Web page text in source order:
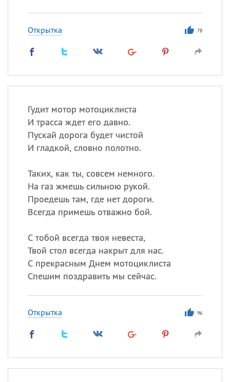
Открытка 78
Гудит мотор мотоциклиста
И трасса ждет его давно.
Пускай дорога будет чистой
И гладкой, словно полотно.
Таких, как ты, совсем немного.
На газ жмешь сильною рукой.
Проедешь там, где нет дороги.
Всегда примешь отважно бой.
С тобой всегда твоя невеста,
Твой стол всегда накрыт для нас.
С прекрасным Днем мотоциклиста
Спешим поздравить мы сейчас.
Открытка 96